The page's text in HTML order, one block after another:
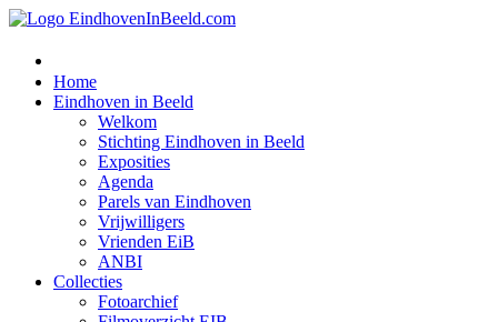
Home
Eindhoven in Beeld
Welkom
Stichting Eindhoven in Beeld
Exposities
Agenda
Parels van Eindhoven
Vrijwilligers
Vrienden EiB
ANBI
Collecties
Fotoarchief